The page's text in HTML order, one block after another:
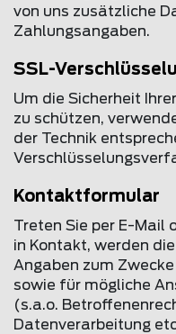
von uns zusätzliche
Zahlungsangaben.
SSL-
Um die Sicherheit
zu schützen,
der Technik
Kontaktformular
Treten Sie per E-Mail
in Kontakt, werden
Angaben zum
sowie für mögliche
(s.a.o.
Datenverarbeitung